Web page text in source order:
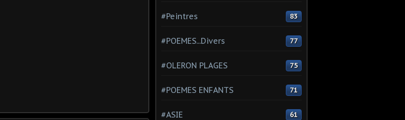
#Peintres 83
#POEMES...Divers 77
#OLERON PLAGES 75
#POEMES ENFANTS 71
#ASIE 61